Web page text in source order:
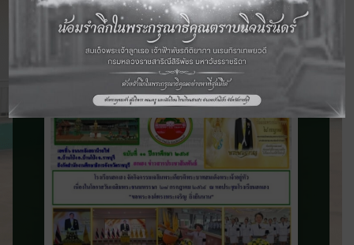
จดหมายข่าว
ประชาสัมพันธ์
ติดตามข่าวสารและความเคลื่อนไหวของ
โรงเรียน